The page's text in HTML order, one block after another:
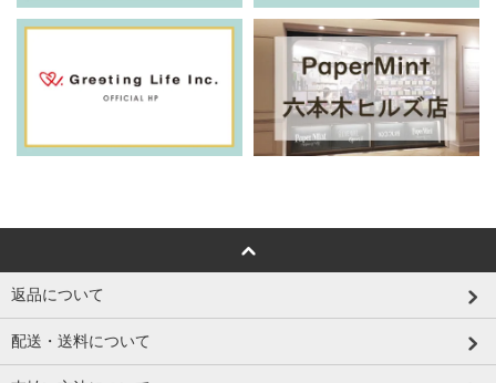
返品について
配送・送料について